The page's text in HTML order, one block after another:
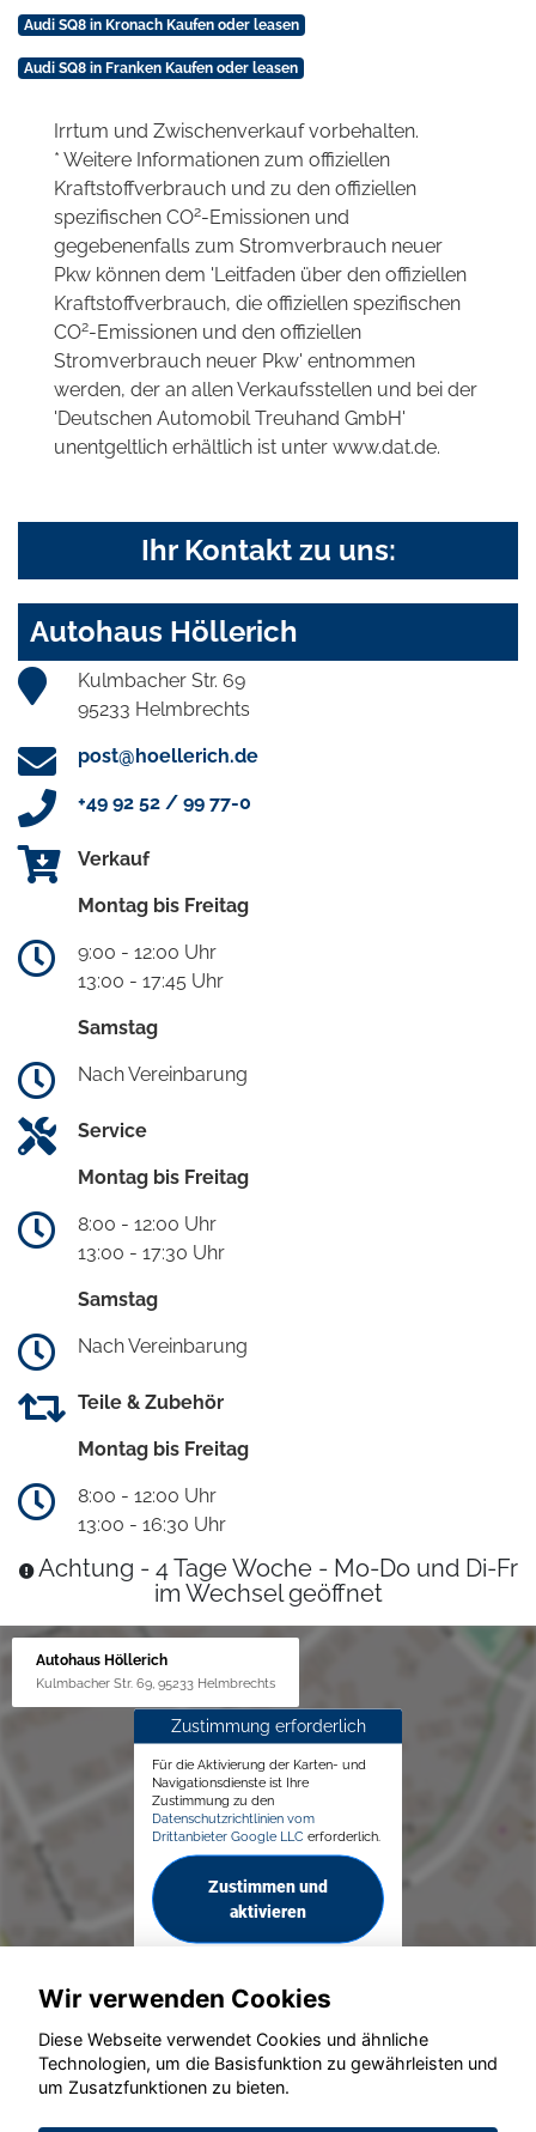
Audi SQ8 in Kronach Kaufen oder leasen
Audi SQ8 in Franken Kaufen oder leasen
Irrtum und Zwischenverkauf vorbehalten.
* Weitere Informationen zum offiziellen
Kraftstoffverbrauch und zu den offiziellen
spezifischen CO2-Emissionen und
gegebenenfalls zum Stromverbrauch neuer
Pkw können dem 'Leitfaden über den offiziellen
Kraftstoffverbrauch, die offiziellen spezifischen
CO2-Emissionen und den offiziellen
Stromverbrauch neuer Pkw' entnommen
werden, der an allen Verkaufsstellen und bei der
'Deutschen Automobil Treuhand GmbH'
unentgeltlich erhältlich ist unter www.dat.de.
Ihr Kontakt zu uns:
Autohaus Höllerich
Kulmbacher Str. 69
95233 Helmbrechts
post@hoellerich.de
+49 92 52 / 99 77-0
Verkauf
Montag bis Freitag
9:00 - 12:00 Uhr
13:00 - 17:45 Uhr
Samstag
Nach Vereinbarung
Service
Montag bis Freitag
8:00 - 12:00 Uhr
13:00 - 17:30 Uhr
Samstag
Nach Vereinbarung
Teile & Zubehör
Montag bis Freitag
8:00 - 12:00 Uhr
13:00 - 16:30 Uhr
Achtung - 4 Tage Woche - Mo-Do und Di-Fr
im Wechsel geöffnet
Autohaus Höllerich
Kulmbacher Str. 69, 95233 Helmbrechts
Zustimmung erforderlich
Für die Aktivierung der Karten- und
Navigationsdienste ist Ihre
Zustimmung zu den
Datenschutzrichtlinien vom
Drittanbieter Google LLC erforderlich.
Zustimmen und
aktivieren
© konjunkturmotor.de GmbH 2020 - 2026
Wir verwenden Cookies
Diese Webseite verwendet Cookies und ähnliche
Technologien, um die Basisfunktion zu gewährleisten und
um Zusatzfunktionen zu bieten.